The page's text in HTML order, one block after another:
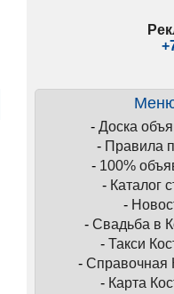
- Доска
- Правила
- 100%
- Каталог
-
- Свадьба в
- Такси
- Справочная
- Карта